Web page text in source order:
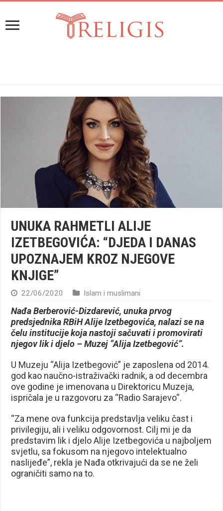
UNUKA RAHMETLI ALIJE
IZETBEGOVIĆA: “DJEDA I DANAS
UPOZNAJEM KROZ NJEGOVE
KNJIGE”
22/06/2020 Islam i muslimani
Nađa Berberović-Dizdarević, unuka prvog
predsjednika RBiH Alije Izetbegovića, nalazi se na
čelu institucije koja nastoji sačuvati i promovirati
njegov lik i djelo – Muzej “Alija Izetbegović”.
U Muzeju “Alija Izetbegović” je zaposlena od 2014.
god kao naučno-istraživački radnik, a od decembra
ove godine je imenovana u Direktoricu Muzeja,
ispričala je u razgovoru za “Radio Sarajevo“.
“Za mene ova funkcija predstavlja veliku čast i
privilegiju, ali i veliku odgovornost. Cilj mi je da
predstavim lik i djelo Alije Izetbegovića u najboljem
svjetlu, sa fokusom na njegovo intelektualno
naslijeđe”, rekla je Nađa otkrivajući da se ne želi
ograničiti samo na to.